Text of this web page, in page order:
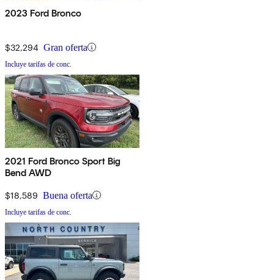
2023 Ford Bronco
$32,294 Gran oferta
Incluye tarifas de conc.
2021 Ford Bronco Sport Big
Bend AWD
$18,589 Buena oferta
Incluye tarifas de conc.